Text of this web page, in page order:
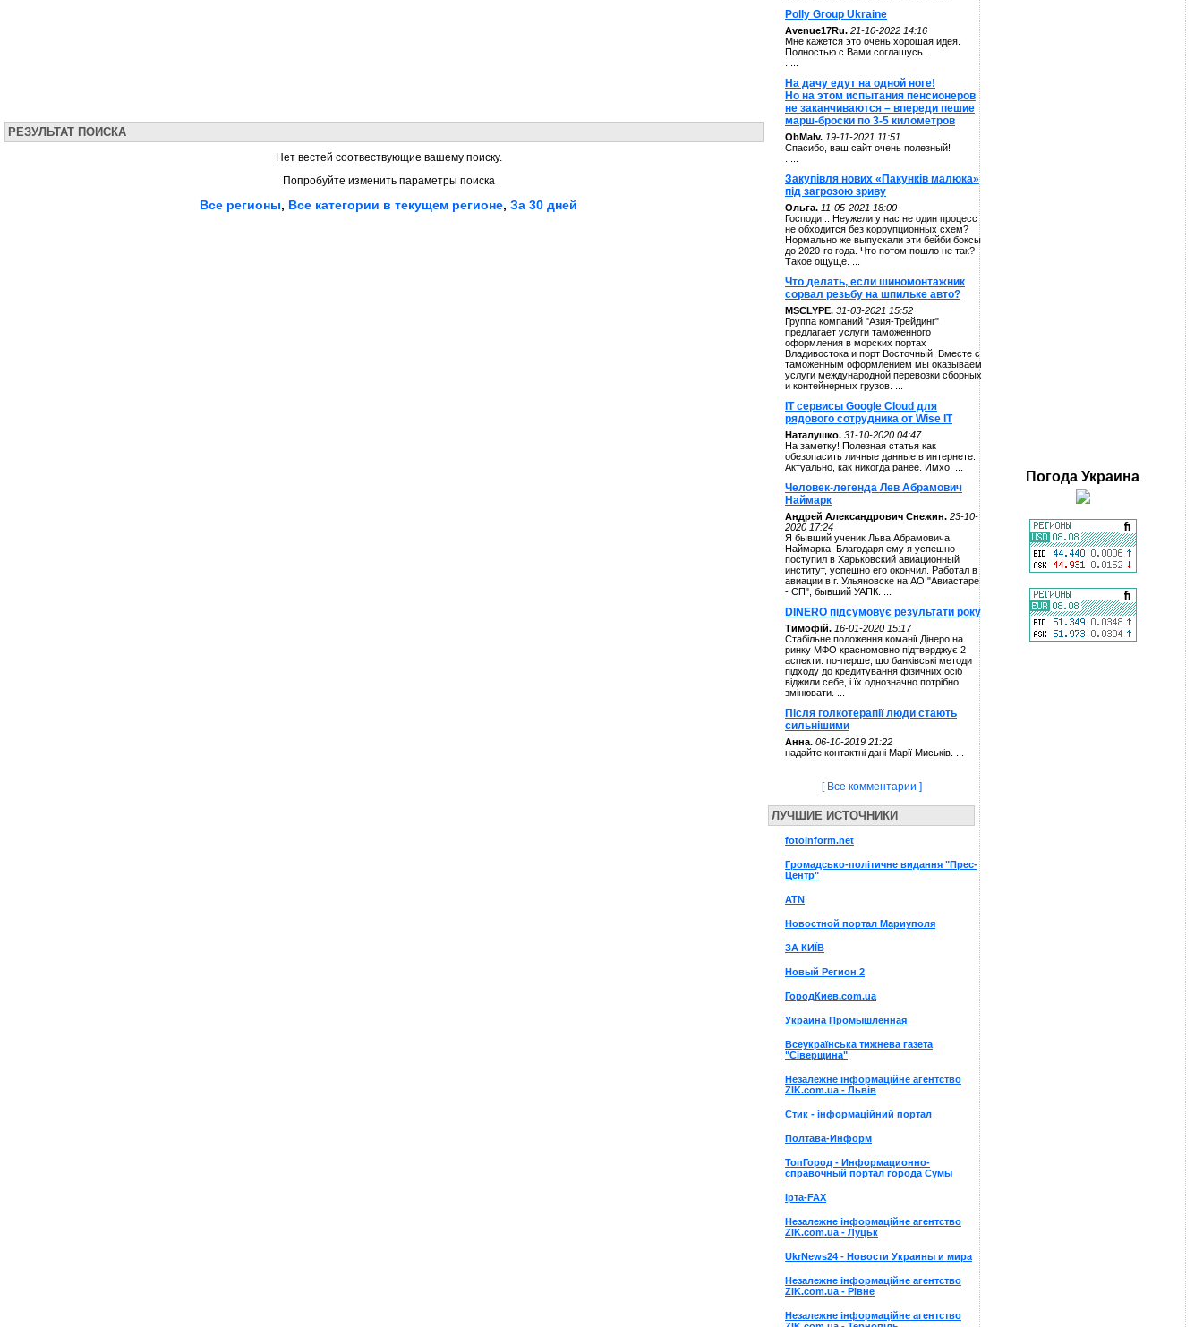
РЕЗУЛЬТАТ ПОИСКА
Нет вестей соотвествующие вашему поиску.
Попробуйте изменить параметры поиска
Все регионы, Все категории в текущем регионе, За 30 дней
Polly Group Ukraine
Avenue17Ru. 21-10-2022 14:16
Мне кажется это очень хорошая идея.
Полностью с Вами соглашусь.
На дачу едут на одной ноге!
Но на этом испытания пенсионеров
не заканчиваются – впереди пешие
марш-броски по 3-5 километров
ОbMalv. 19-11-2021 11:51
Спасибо, ваш сайт очень полезный!
Закупівля нових «Пакунків малюка»
під загрозою зриву
Ольга. 11-05-2021 18:00
Господи... Неужели у нас не один процесс
не обходится без коррупционных схем?
Нормально же выпускали эти бейби боксы
до 2020-го года. Что потом пошло не так?
Такое ощуще. ...
Что делать, если шиномонтажник
сорвал резьбу на шпильке авто?
MSCLYPE. 31-03-2021 15:52
Группа компаний "Азия-Трейдинг"
предлагает услуги таможенного
оформления в морских портах
Владивостока и порт Восточный. Вместе с
таможенным оформлением мы оказываем
услуги международной перевозки сборных
и контейнерных грузов. ...
IT сервисы Google Cloud для
рядового сотрудника от Wise IT
Наталушко. 31-10-2020 04:47
На заметку! Полезная статья как
обезопасить личные данные в интернете.
Актуально, как никогда ранее. Имхо. ...
Человек-легенда Лев Абрамович
Наймарк
Андрей Александрович Снежин. 23-10-
2020 17:24
Я бывший ученик Льва Абрамовича
Наймарка. Благодаря ему я успешно
поступил в Харьковский авиационный
институт, успешно его окончил. Работал в
авиации в г. Ульяновске на АО "Авиастаре
- СП", бывший УАПК. ...
DINERO підсумовує результати року
Тимофій. 16-01-2020 15:17
Стабільне положення команії Дінеро на
ринку МФО красномовно підтверджує 2
аспекти: по-перше, що банківські методи
підходу до кредитування фізичних осіб
віджили себе, і їх однозначно потрібно
змінювати. ...
Після голкотерапії люди стають
сильнішими
Анна. 06-10-2019 21:22
надайте контактні дані Марії Миськів. ...
[ Все комментарии ]
ЛУЧШИЕ ИСТОЧНИКИ
fotoinform.net
Громадсько-політичне видання "Прес-
Центр"
ATN
Новостной портал Мариуполя
ЗА КИЇВ
Новый Регион 2
ГородКиев.com.ua
Украина Промышленная
Всеукраїнська тижнева газета
"Сіверщина"
Незалежне інформаційне агентство
ZIK.com.ua - Львів
Стик - інформаційний портал
Полтава-Информ
ТопГород - Информационно-
справочный портал города Сумы
Ірта-FAX
Незалежне інформаційне агентство
ZIK.com.ua - Луцьк
UkrNews24 - Новости Украины и мира
Незалежне інформаційне агентство
ZIK.com.ua - Рівне
Незалежне інформаційне агентство
Погода Украина